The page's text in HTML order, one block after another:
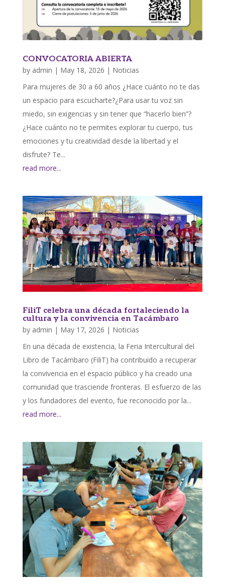
CONVOCATORIA ABIERTA
by admin | May 18, 2026 | Noticias
Para mujeres de 30 a 60 años ¿Hace cuánto no te das
un espacio para escucharte?¿Para usar tu voz sin
miedo, sin exigencias y sin tener que “hacerlo bien”?
¿Hace cuánto no te permites explorar tu cuerpo, tus
emociones y tu creatividad desde la libertad y el
disfrute? Te...
read more...
FiliT celebra una década fortaleciendo la
cultura y la convivencia en Tacámbaro
by admin | May 17, 2026 | Noticias
En una década de existencia, la Feria Intercultural del
Libro de Tacámbaro (FiliT) ha contribuido a recuperar
la convivencia en el espacio público y ha creado una
comunidad que trasciende fronteras. El esfuerzo de las
y los fundadores del evento, fue reconocido por la...
read more...